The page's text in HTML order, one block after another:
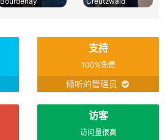
支持
100%免费
倾听的管理员
访客
访问量很高